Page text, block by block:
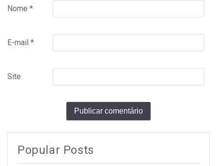
Nome *
E-mail *
Site
Popular Posts